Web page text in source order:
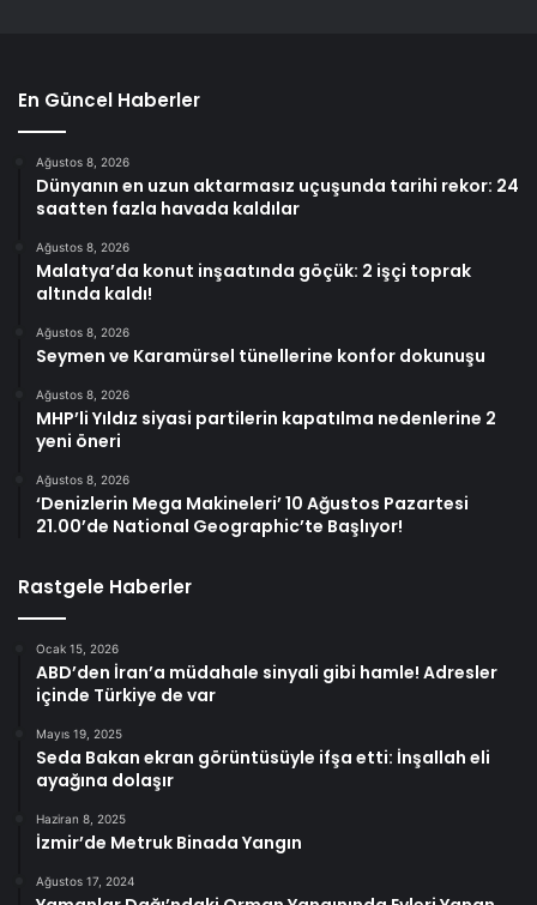
En Güncel Haberler
Ağustos 8, 2026
Dünyanın en uzun aktarmasız uçuşunda tarihi rekor: 24
saatten fazla havada kaldılar
Ağustos 8, 2026
Malatya’da konut inşaatında göçük: 2 işçi toprak
altında kaldı!
Ağustos 8, 2026
Seymen ve Karamürsel tünellerine konfor dokunuşu
Ağustos 8, 2026
MHP’li Yıldız siyasi partilerin kapatılma nedenlerine 2
yeni öneri
Ağustos 8, 2026
‘Denizlerin Mega Makineleri’ 10 Ağustos Pazartesi
21.00’de National Geographic’te Başlıyor!
Rastgele Haberler
Ocak 15, 2026
ABD’den İran’a müdahale sinyali gibi hamle! Adresler
içinde Türkiye de var
Mayıs 19, 2025
Seda Bakan ekran görüntüsüyle ifşa etti: İnşallah eli
ayağına dolaşır
Haziran 8, 2025
İzmir’de Metruk Binada Yangın
Ağustos 17, 2024